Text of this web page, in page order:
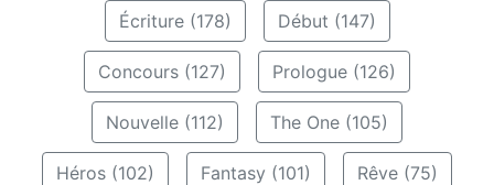
Écriture (178) Début (147)
Concours (127) Prologue (126)
Nouvelle (112) The One (105)
Héros (102) Fantasy (101) Rêve (75)